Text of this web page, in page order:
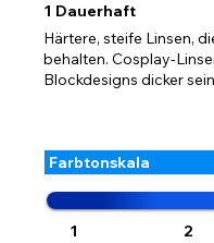
1 Dauerhaft
Härtere, steife Linsen,
behalten. Cosplay-
Blockdesigns dicker
Farbtonskala
1 2